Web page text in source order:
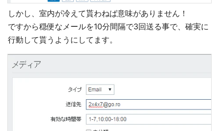
しかし、室内が冷えて貰わねば意味がありません！
ですから穏便なメールを10分間隔で3回送る事で、確実に
行動して貰うようにしてます。